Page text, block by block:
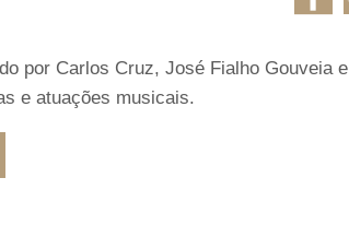
por Carlos Cruz, José Fialho Gouveia e
e atuações musicais.